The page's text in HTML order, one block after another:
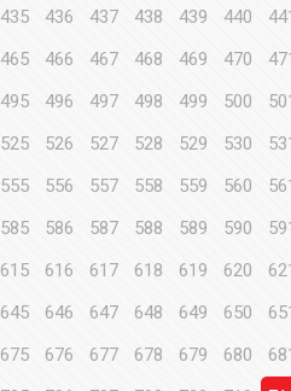
435 436 437 438 439 440
465 466 467 468 469 470
495 496 497 498 499 500
525 526 527 528 529 530
555 556 557 558 559 560
585 586 587 588 589 590
615 616 617 618 619 620
645 646 647 648 649 650
675 676 677 678 679 680